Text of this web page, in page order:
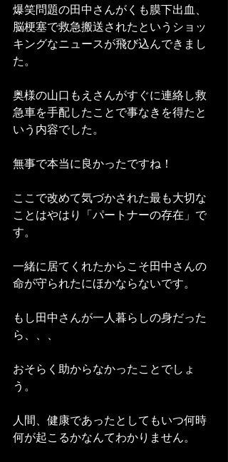
爆笑問題の田中さんがくも膜下出血、
脳梗塞で救急搬送されたというショッ
キングなニュースが飛び込んできまし
た。
奥様の山口もえさんがすぐに連絡し救
急車を手配したことで事なきを得たと
いう内容でした。
無事で本当に良かったですね！
ここで改めて気づかされた最も大切な
ことはやはり「パートナーの存在」で
す。
一緒に居てくれたからこそ田中さんの
命が守られたにほかならないです。
もし田中さんが一人暮らしの身だった
ら、、、
おそらく助からなかったことでしょ
う。
人間、健康であったとしてもいつ何時
何が起こるかなんてわかりません。